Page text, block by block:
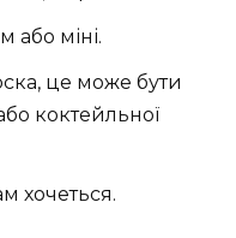
або міні.
це може бути
коктейльної
хочеться.